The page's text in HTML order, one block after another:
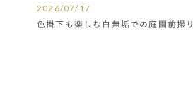
2026/07/17
色掛下も楽しむ白無垢での庭園前撮り